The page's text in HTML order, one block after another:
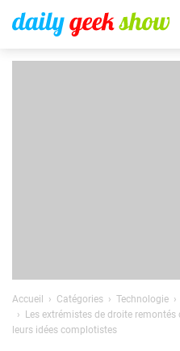
Accueil Catégories Technologie
Les extrémistes de droite
leurs idées complotistes